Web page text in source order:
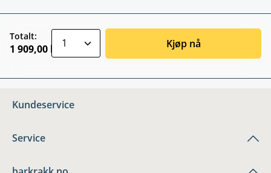
Totalt:
1 909,00 kr Kjøp nå
Kundeservice
Service